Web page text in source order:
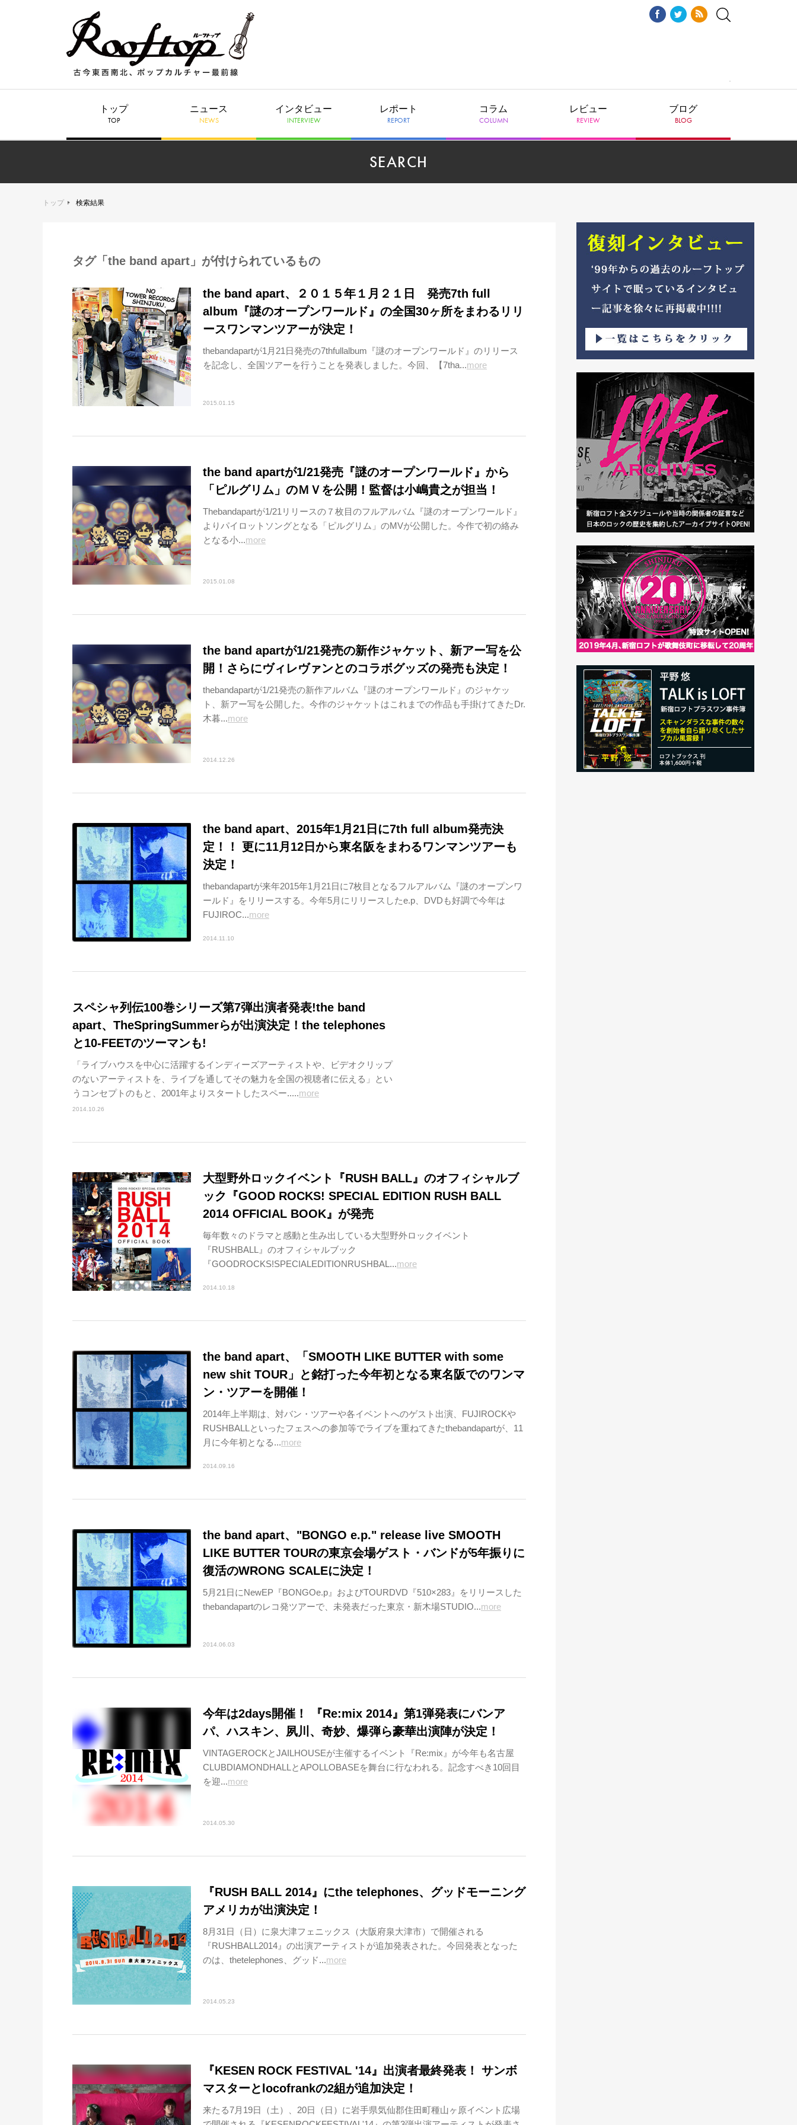
トップ
TOP
ニュース
NEWS
インタビュー
INTERVIEW
レポート
REPORT
コラム
COLUMN
レビュー
REVIEW
ブログ
BLOG
SEARCH
トップ 検索結果
タグ「the band apart」が付けられているもの
the band apart、２０１５年１月２１日 発売7th full
album『謎のオープンワールド』の全国30ヶ所をまわるリリ
ースワンマンツアーが決定！
thebandapartが1月21日発売の7thfullalbum『謎のオープンワールド』のリリース
を記念し、全国ツアーを行うことを発表しました。今回、【7tha...more
2015.01.15
the band apartが1/21発売『謎のオープンワールド』から
「ピルグリム」のＭＶを公開！監督は小嶋貴之が担当！
Thebandapartが1/21リリースの７枚目のフルアルバム『謎のオープンワールド』
よりパイロットソングとなる「ピルグリム」のMVが公開した。今作で初の絡み
となる小...more
2015.01.08
the band apartが1/21発売の新作ジャケット、新アー写を公
開！さらにヴィレヴァンとのコラボグッズの発売も決定！
thebandapartが1/21発売の新作アルバム『謎のオープンワールド』のジャケッ
ト、新アー写を公開した。今作のジャケットはこれまでの作品も手掛けてきたDr.
木暮...more
2014.12.26
the band apart、2015年1月21日に7th full album発売決
定！！ 更に11月12日から東名阪をまわるワンマンツアーも
決定！
thebandapartが来年2015年1月21日に7枚目となるフルアルバム『謎のオープンワ
ールド』をリリースする。今年5月にリリースしたe.p、DVDも好調で今年は
FUJIROC...more
2014.11.10
スペシャ列伝100巻シリーズ第7弾出演者発表!the band
apart、TheSpringSummerらが出演決定！the telephones
と10-FEETのツーマンも!
「ライブハウスを中心に活躍するインディーズアーティストや、ビデオクリップ
のないアーティストを、ライブを通してその魅力を全国の視聴者に伝える」とい
うコンセプトのもと、2001年よりスタートしたスペー.....more
2014.10.26
大型野外ロックイベント『RUSH BALL』のオフィシャルブ
ック『GOOD ROCKS! SPECIAL EDITION RUSH BALL
2014 OFFICIAL BOOK』が発売
毎年数々のドラマと感動と生み出している大型野外ロックイベント
『RUSHBALL』のオフィシャルブック
『GOODROCKS!SPECIALEDITIONRUSHBAL...more
2014.10.18
the band apart、「SMOOTH LIKE BUTTER with some
new shit TOUR」と銘打った今年初となる東名阪でのワンマ
ン・ツアーを開催！
2014年上半期は、対バン・ツアーや各イベントへのゲスト出演、FUJIROCKや
RUSHBALLといったフェスへの参加等でライブを重ねてきたthebandapartが、11
月に今年初となる...more
2014.09.16
the band apart、"BONGO e.p." release live SMOOTH
LIKE BUTTER TOURの東京会場ゲスト・バンドが5年振りに
復活のWRONG SCALEに決定！
5月21日にNewEP『BONGOe.p』およびTOURDVD『510×283』をリリースした
thebandapartのレコ発ツアーで、未発表だった東京・新木場STUDIO...more
2014.06.03
今年は2days開催！ 『Re:mix 2014』第1弾発表にバンア
パ、ハスキン、夙川、奇妙、爆弾ら豪華出演陣が決定！
VINTAGEROCKとJAILHOUSEが主催するイベント『Re:mix』が今年も名古屋
CLUBDIAMONDHALLとAPOLLOBASEを舞台に行なわれる。記念すべき10回目
を迎...more
2014.05.30
『RUSH BALL 2014』にthe telephones、グッドモーニング
アメリカが出演決定！
8月31日（日）に泉大津フェニックス（大阪府泉大津市）で開催される
『RUSHBALL2014』の出演アーティストが追加発表された。今回発表となった
のは、thetelephones、グッド...more
2014.05.23
『KESEN ROCK FESTIVAL '14』出演者最終発表！ サンボ
マスターとlocofrankの2組が追加決定！
来たる7月19日（土）、20日（日）に岩手県気仙郡住田町種山ヶ原イベント広場